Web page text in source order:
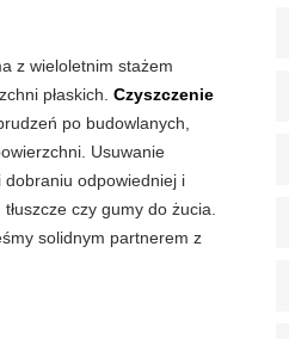
z wieloletnim stażem
płaskich. Czyszczenie
po budowlanych,
Usuwanie
dobraniu odpowiedniej i
czy gumy do żucia.
solidnym partnerem z